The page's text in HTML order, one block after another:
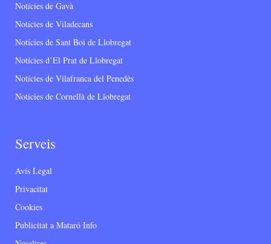
Notícies de Gavà
Notícies de Viladecans
Notícies de Sant Boi de Llobregat
Notícies d’El Prat de Llobregat
Notícies de Vilafranca del Penedès
Notícies de Cornellà de Llobregat
Serveis
Avís Legal
Privacitat
Cookies
Publicitat a Mataró Info